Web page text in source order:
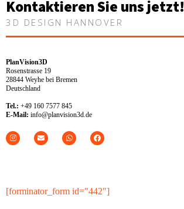
Kontaktieren Sie uns jetzt!
3D DESIGN HANNOVER
PlanVision3D
Rosenstrasse 19
28844 Weyhe bei Bremen
Deutschland
Tel.: +49 160 7577 845
E-Mail: info@planvision3d.de
[forminator_form id="442"]